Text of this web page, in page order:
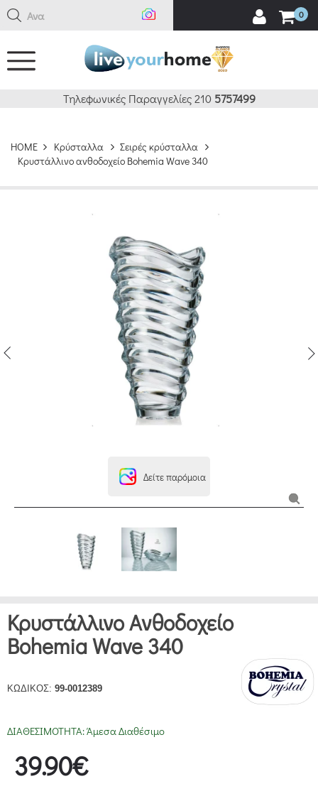
Αναζή 0
Τηλεφωνικές Παραγγελίες 210 5757499
HOME Κρύσταλλα
Σειρές κρύσταλλα
Κρυστάλλινο ανθοδοχείο Bohemia Wave 340
Δείτε παρόμοια
Κρυστάλλινο Ανθοδοχείο
Bohemia Wave 340
ΚΩΔΙΚΟΣ: 99-0012389
ΔΙΑΘΕΣΙΜΟΤΗΤΑ:Άμεσα Διαθέσιμο
39.90€